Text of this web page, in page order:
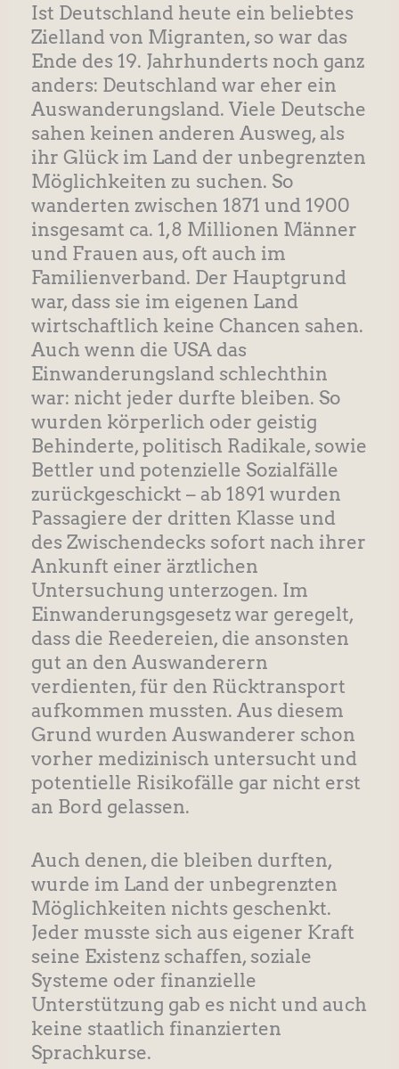
Ist Deutschland heute ein beliebtes
Zielland von Migranten, so war das
Ende des 19. Jahrhunderts noch ganz
anders: Deutschland war eher ein
Auswanderungsland. Viele Deutsche
sahen keinen anderen Ausweg, als
ihr Glück im Land der unbegrenzten
Möglichkeiten zu suchen. So
wanderten zwischen 1871 und 1900
insgesamt ca. 1,8 Millionen Männer
und Frauen aus, oft auch im
Familienverband. Der Hauptgrund
war, dass sie im eigenen Land
wirtschaftlich keine Chancen sahen.
Auch wenn die USA das
Einwanderungsland schlechthin
war: nicht jeder durfte bleiben. So
wurden körperlich oder geistig
Behinderte, politisch Radikale, sowie
Bettler und potenzielle Sozialfälle
zurückgeschickt – ab 1891 wurden
Passagiere der dritten Klasse und
des Zwischendecks sofort nach ihrer
Ankunft einer ärztlichen
Untersuchung unterzogen. Im
Einwanderungsgesetz war geregelt,
dass die Reedereien, die ansonsten
gut an den Auswanderern
verdienten, für den Rücktransport
aufkommen mussten. Aus diesem
Grund wurden Auswanderer schon
vorher medizinisch untersucht und
potentielle Risikofälle gar nicht erst
an Bord gelassen.
Auch denen, die bleiben durften,
wurde im Land der unbegrenzten
Möglichkeiten nichts geschenkt.
Jeder musste sich aus eigener Kraft
seine Existenz schaffen, soziale
Systeme oder finanzielle
Unterstützung gab es nicht und auch
keine staatlich finanzierten
Sprachkurse.